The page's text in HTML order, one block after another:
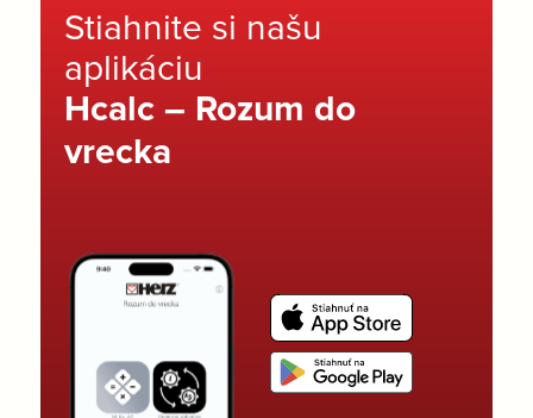
Stiahnite si našu
aplikáciu
Hcalc – Rozum do
vrecka